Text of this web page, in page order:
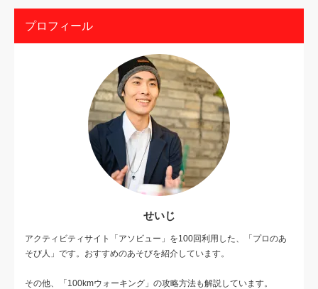
プロフィール
せいじ
アクティビティサイト「アソビュー」を100回利用した、「プロのあ
そび人」です。おすすめのあそびを紹介しています。
その他、「100kmウォーキング」の攻略方法も解説しています。